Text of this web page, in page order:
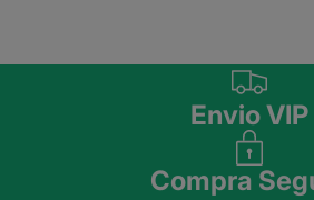
Envio VIP
Compra